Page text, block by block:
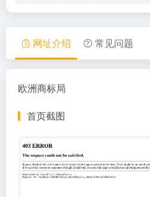
网址介绍 常见问题
欧洲商标局
首页截图